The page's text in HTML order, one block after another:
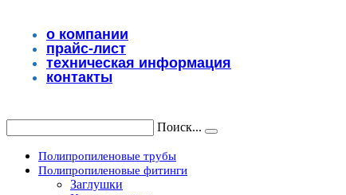
содержимомуо компании
прайс-лист
техническая информация
контакты
Поиск...
Полипропиленовые трубы
Полипропиленовые фитинги
Заглушки